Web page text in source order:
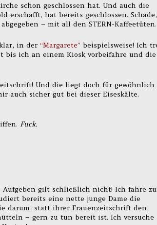
schon geschlossen hat. Und auch die
erschafft, hat bereits geschlossen. Schade,
– mit all den STERN-Kaffeetüten.
in der “Margarete” beispielsweise! Ich
bis ich an einem Kiosk vorbeifahre und die
Und die liegt doch für
auch sicher gut bei dieser Eiseskälte.
Fuck.
gilt schließlich nicht! Ich fahre
bereits eine nette junge Dame die
darum, statt ihrer Frauenzeitschrift den
– gern zu tun bereit ist. Ich versuche